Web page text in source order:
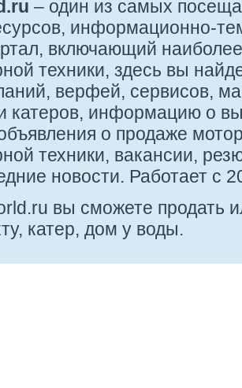
– один из самых
информационно-
включающий
техники, здесь вы
верфей, сервисов,
и катеров, информацию о
о продаже
техники, вакансии,
новости. Работает с
вы сможете продать
катер, дом у воды.